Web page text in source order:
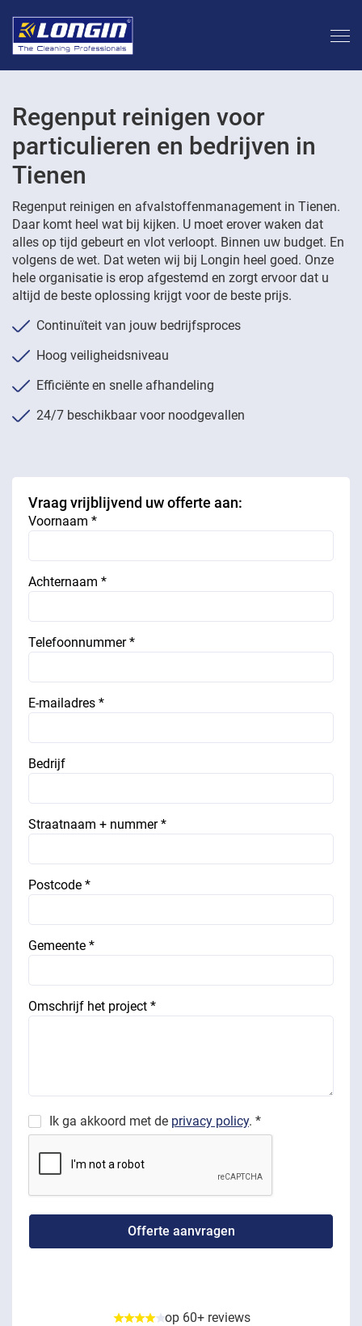
Regenput reinigen voor
particulieren en bedrijven in
Tienen
Regenput reinigen en afvalstoffenmanagement in Tienen.
Daar komt heel wat bij kijken. U moet erover waken dat
alles op tijd gebeurt en vlot verloopt. Binnen uw budget. En
volgens de wet. Dat weten wij bij Longin heel goed. Onze
hele organisatie is erop afgestemd en zorgt ervoor dat u
altijd de beste oplossing krijgt voor de beste prijs.
Continuïteit van jouw bedrijfsproces
Hoog veiligheidsniveau
Efficiënte en snelle afhandeling
24/7 beschikbaar voor noodgevallen
Vraag vrijblijvend uw offerte aan:
Voornaam *
Achternaam *
Telefoonnummer *
E-mailadres *
Bedrijf
Straatnaam + nummer *
Postcode *
Gemeente *
Omschrijf het project *
Ik ga akkoord met de privacy policy. *
op 60+ reviews